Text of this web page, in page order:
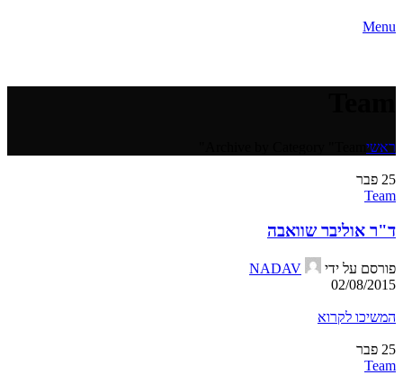
Menu
ראשי
25 פבר
Team
ד"ר אוליבר שוואבה
פורסם על ידי
NADAV
02/08/2015
המשיכו לקרוא
25 פבר
Team